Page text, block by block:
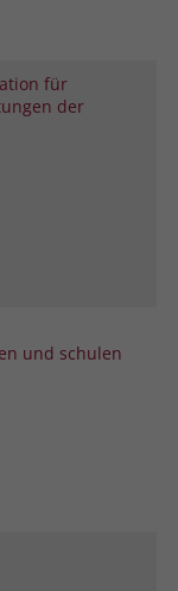
für
der
und schulen